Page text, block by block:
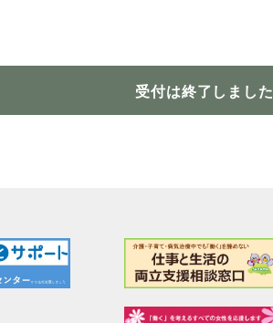
受付は終了しました